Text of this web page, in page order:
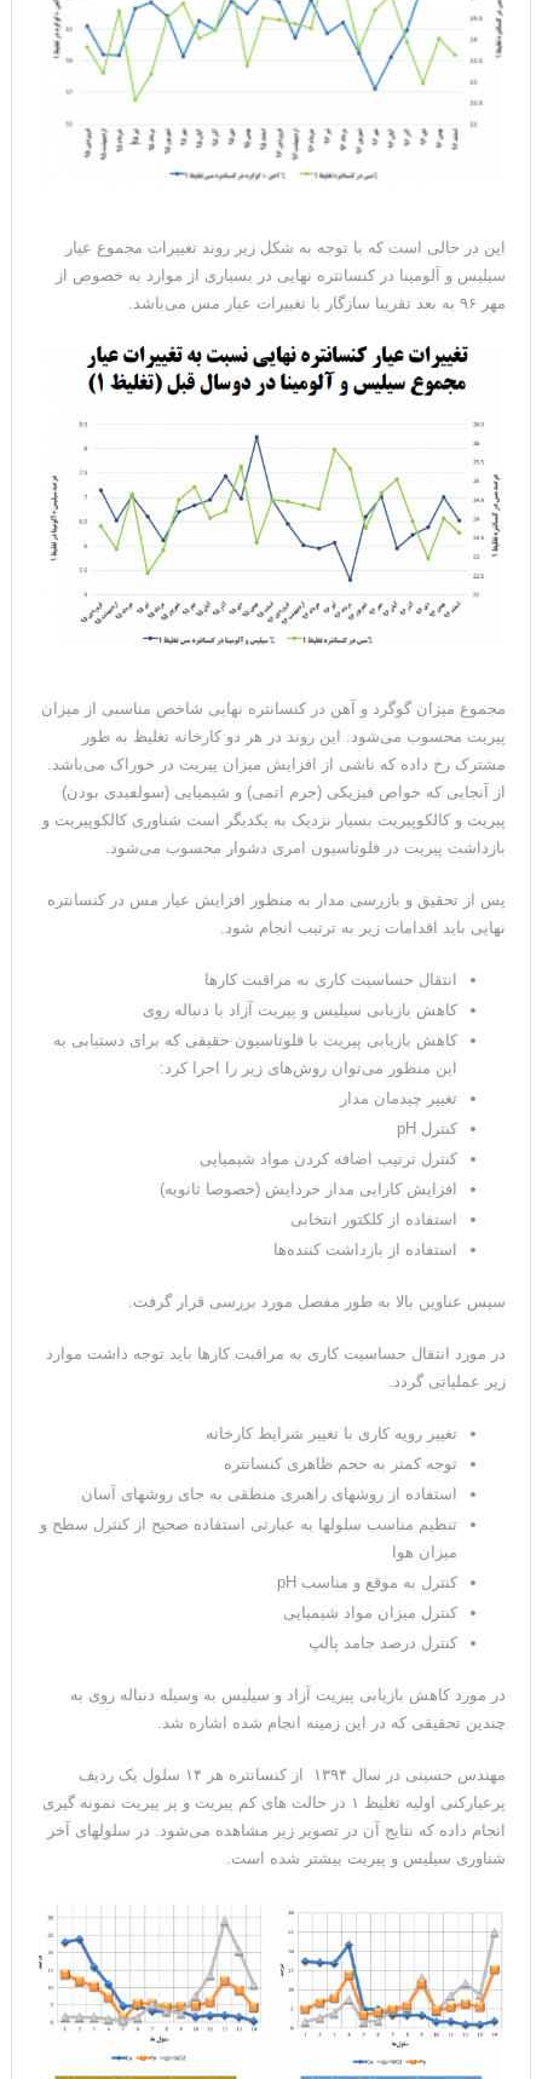
این در حالی است که با توجه به شکل زیر روند تغییرات مجموع عیار
سیلیس و آلومینا در کنسانتره نهایی در بسیاری از موارد به خصوص از
مهر ۹۶ به بعد تقریبا سازگار با تغییرات عیار مس می‌باشد.
مجموع میزان گوگرد و آهن در کنسانتره نهایی شاخص مناسبی از میزان
پیریت محسوب می‌شود. این روند در هر دو کارخانه تغلیظ به طور
مشترک رخ داده که ناشی از افزایش میزان پیریت در خوراک می‌باشد.
از آنجایی که خواص فیزیکی (جرم اتمی) و شیمیایی (سولفیدی بودن)
پیریت و کالکوپیریت بسیار نزدیک به یکدیگر است شناوری کالکوپیریت و
بازداشت پیریت در فلوتاسیون امری دشوار محسوب می‌شود.
پس از تحقیق و بازرسی مدار به منظور افزایش عیار مس در کنسانتره
نهایی باید اقدامات زیر به ترتیب انجام شود.
انتقال حساسیت کاری به مراقبت کارها
کاهش بازیابی سیلیس و پیریت آزاد با دنباله روی
کاهش بازیابی پیریت با فلوتاسیون حقیقی که برای دستیابی به
این منظور می‌توان روش‌های زیر را اجرا کرد:
تغییر چیدمان مدار
کنترل pH
کنترل ترتیب اضافه کردن مواد شیمیایی
افزایش کارایی مدار خردایش (خصوصا ثانویه)
استفاده از کلکتور انتخابی
استفاده از بازداشت کننده‌ها
سپس عناوین بالا به طور مفصل مورد بررسی قرار گرفت.
در مورد انتقال حساسیت کاری به مراقبت کارها باید توجه داشت موارد
زیر عملیاتی گردد.
تغییر رویه کاری با تغییر شرایط کارخانه
توجه کمتر به حجم ظاهری کنسانتره
استفاده از روشهای راهبری منطقی به جای روشهای آسان
تنظیم مناسب سلولها به عبارتی استفاده صحیح از کنترل سطح و
میزان هوا
کنترل به موقع و مناسب pH
کنترل میزان مواد شیمیایی
کنترل درصد جامد پالپ
در مورد کاهش بازیابی پیریت آزاد و سیلیس به وسیله دنباله روی به
چندین تحقیقی که در این زمینه انجام شده اشاره شد.
مهندس حسینی در سال ۱۳۹۴ از کنسانتره هر ۱۴ سلول یک ردیف
پرعیارکنی اولیه تغلیظ ۱ در حالت های کم پیریت و پر پیریت نمونه گیری
انجام داده که نتایج آن در تصویر زیر مشاهده می‌شود. در سلولهای آخر
شناوری سیلیس و پیریت بیشتر شده است.